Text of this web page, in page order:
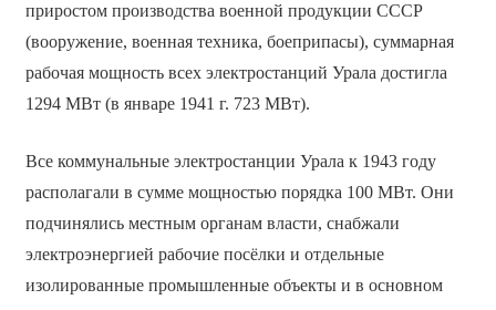
приростом производства военной продукции СССР
(вооружение, военная техника, боеприпасы), суммарная
рабочая мощность всех электростанций Урала достигла
1294 МВт (в январе 1941 г. 723 МВт).
Все коммунальные электростанции Урала к 1943 году
располагали в сумме мощностью порядка 100 МВт. Они
подчинялись местным органам власти, снабжали
электроэнергией рабочие посёлки и отдельные
изолированные промышленные объекты и в основном